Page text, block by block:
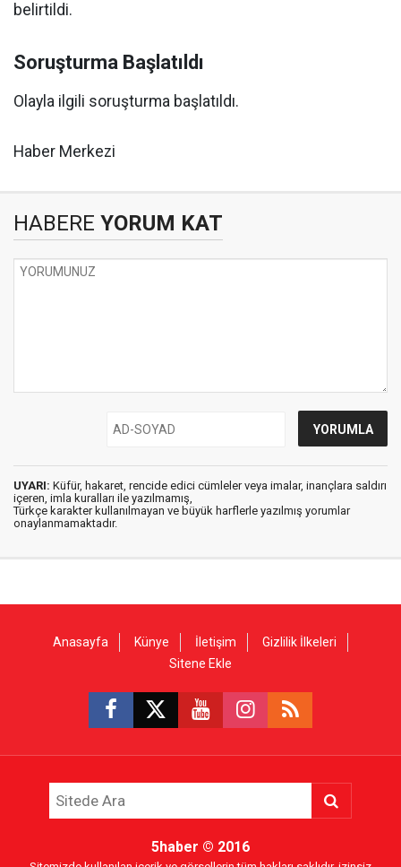
belirtildi.
Soruşturma Başlatıldı
Olayla ilgili soruşturma başlatıldı.
Haber Merkezi
HABERE YORUM KAT
UYARI: Küfür, hakaret, rencide edici cümleler veya imalar, inançlara saldırı
içeren, imla kuralları ile yazılmamış,
Türkçe karakter kullanılmayan ve büyük harflerle yazılmış yorumlar
onaylanmamaktadır.
Anasayfa Künye İletişim
Gizlilik İlkeleri
Sitene Ekle
5haber © 2016